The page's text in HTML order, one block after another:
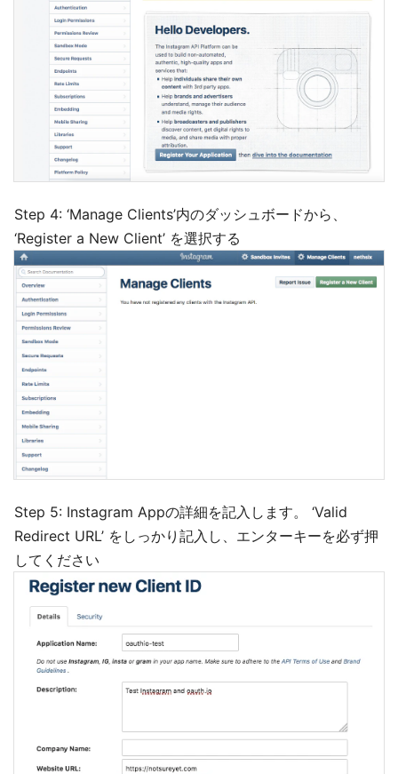
Step 4: ‘Manage Clients’内のダッシュボードから、
‘Register a New Client’ を選択する
Step 5: Instagram Appの詳細を記入します。 ‘Valid
Redirect URL’ をしっかり記入し、エンターキーを必ず押
してください